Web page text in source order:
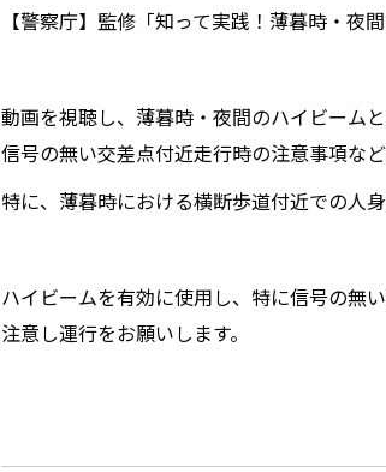
【警察庁】監修「知って実践！薄暮時・夜
動画を視聴し、薄暮時・夜間のハイビーム
信号の無い交差点付近走行時の注意事項など
特に、薄暮時における横断歩道付近での人
ハイビームを有効に使用し、特に信号の無
注意し運行をお願いします。